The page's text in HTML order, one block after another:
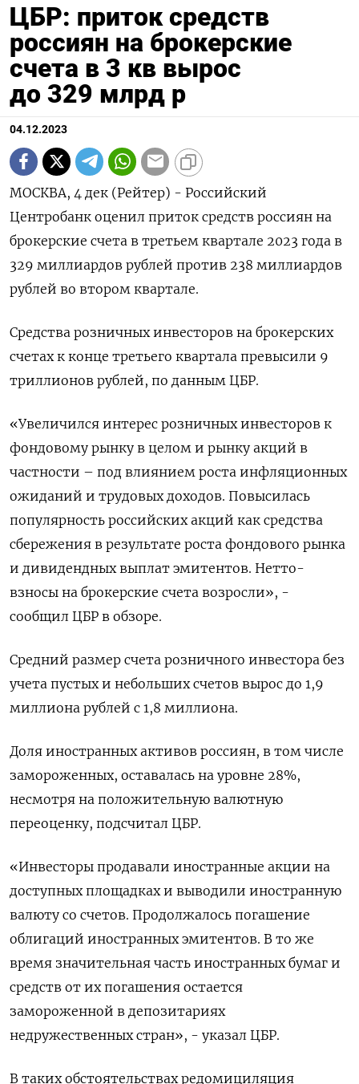
ЦБР: приток средств
россиян на брокерские
счета в 3 кв вырос
до 329 млрд р
04.12.2023
МОСКВА, 4 дек (Рейтер) - Российский
Центробанк оценил приток средств россиян на
брокерские счета в третьем квартале 2023 года в
329 миллиардов рублей против 238 миллиардов
рублей во втором квартале.
Средства розничных инвесторов на брокерских
счетах к конце третьего квартала превысили 9
триллионов рублей, по данным ЦБР.
«Увеличился интерес розничных инвесторов к
фондовому рынку в целом и рынку акций в
частности – под влиянием роста инфляционных
ожиданий и трудовых доходов. Повысилась
популярность российских акций как средства
сбережения в результате роста фондового рынка
и дивидендных выплат эмитентов. Нетто-
взносы на брокерские счета возросли», -
сообщил ЦБР в обзоре.
Средний размер счета розничного инвестора без
учета пустых и небольших счетов вырос до 1,9
миллиона рублей с 1,8 миллиона.
Доля иностранных активов россиян, в том числе
замороженных, оставалась на уровне 28%,
несмотря на положительную валютную
переоценку, подсчитал ЦБР.
«Инвесторы продавали иностранные акции на
доступных площадках и выводили иностранную
валюту со счетов. Продолжалось погашение
облигаций иностранных эмитентов. В то же
время значительная часть иностранных бумаг и
средств от их погашения остается
замороженной в депозитариях
недружественных стран», - указал ЦБР.
В таких обстоятельствах редомициляция